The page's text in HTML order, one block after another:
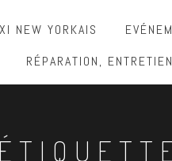
NEW YORKAIS
RÉPARATION,